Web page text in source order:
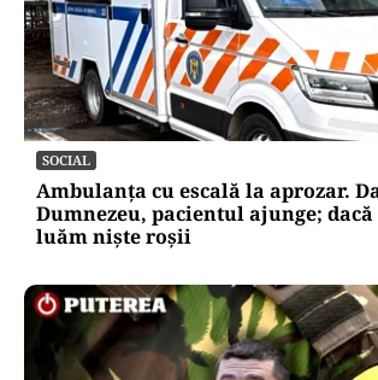
SOCIAL
Ambulanța cu escală la aprozar.
Dumnezeu, pacientul ajunge;
luăm niște roșii